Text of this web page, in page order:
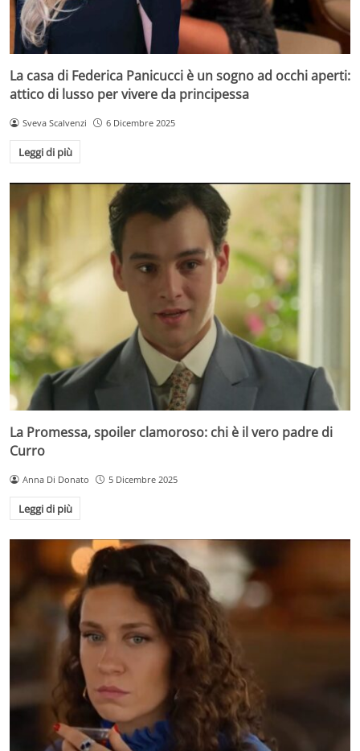
La casa di Federica Panicucci è un sogno ad occhi aperti:
attico di lusso per vivere da principessa
Sveva Scalvenzi 6 Dicembre 2025
Leggi di più
La Promessa, spoiler clamoroso: chi è il vero padre di
Curro
Anna Di Donato 5 Dicembre 2025
Leggi di più